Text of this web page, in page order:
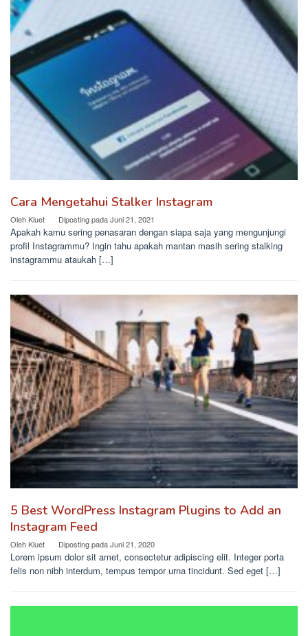
Cara Mengetahui Stalker Instagram
Oleh Kluet Diposting padaJuni 21, 2021
Apakah kamu sering penasaran dengan siapa saja yang mengunjungi
profil Instagrammu? Ingin tahu apakah mantan masih sering stalking
instagrammu ataukah […]
5 Best WordPress Instagram Plugins to Add an
Instagram Feed
Oleh Kluet Diposting padaJuni 21, 2020
Lorem ipsum dolor sit amet, consectetur adipiscing elit. Integer porta
felis non nibh interdum, tempus tempor urna tincidunt. Sed eget […]